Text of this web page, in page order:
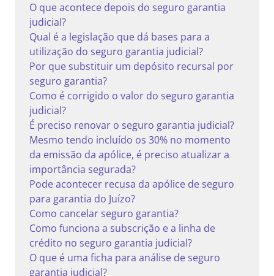
O que acontece depois do seguro garantia
judicial?
Qual é a legislação que dá bases para a
utilização do seguro garantia judicial?
Por que substituir um depósito recursal por
seguro garantia?
Como é corrigido o valor do seguro garantia
judicial?
É preciso renovar o seguro garantia judicial?
Mesmo tendo incluído os 30% no momento
da emissão da apólice, é preciso atualizar a
importância segurada?
Pode acontecer recusa da apólice de seguro
para garantia do Juízo?
Como cancelar seguro garantia?
Como funciona a subscrição e a linha de
crédito no seguro garantia judicial?
O que é uma ficha para análise de seguro
garantia judicial?